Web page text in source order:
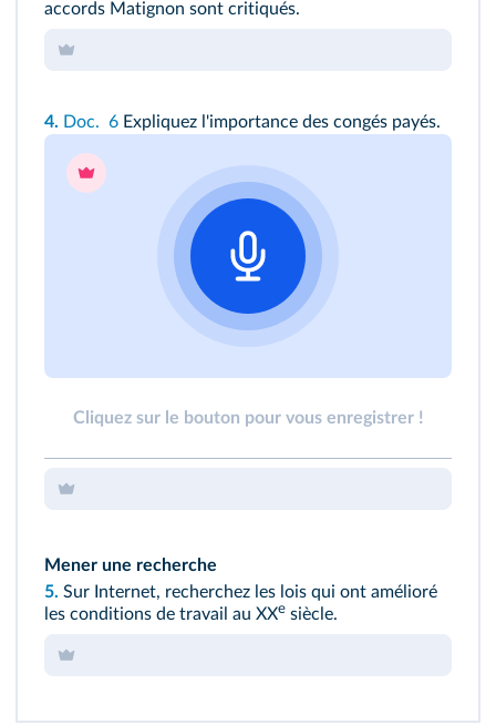
accords Matignon sont critiqués.
4. Doc. 6 Expliquez l'importance des congés payés.
Cliquez sur le bouton pour vous enregistrer !
Mener une recherche
5. Sur Internet, recherchez les lois qui ont amélioré
les conditions de travail au XXe siècle.